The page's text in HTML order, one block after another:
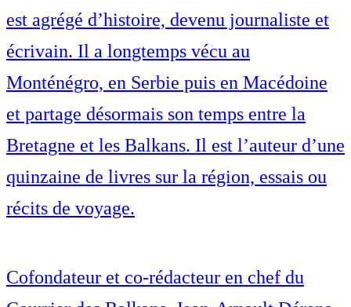
est agrégé d’histoire, devenu journaliste et
écrivain. Il a longtemps vécu au
Monténégro, en Serbie puis en Macédoine
et partage désormais son temps entre la
Bretagne et les Balkans. Il est l’auteur d’une
quinzaine de livres sur la région, essais ou
récits de voyage.
Cofondateur et co-rédacteur en chef du